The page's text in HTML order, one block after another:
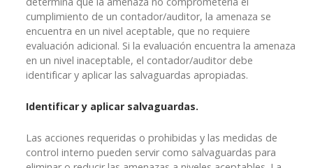
cumplimiento de un contador/auditor, la amenaza se
encuentra en un nivel aceptable, que no requiere
evaluación adicional. Si la evaluación encuentra la amenaza
en un nivel inaceptable, el contador/auditor debe
identificar y aplicar las salvaguardas apropiadas.
Identificar y aplicar salvaguardas.
Las acciones requeridas o prohibidas y las medidas de
control interno pueden servir como salvaguardas para